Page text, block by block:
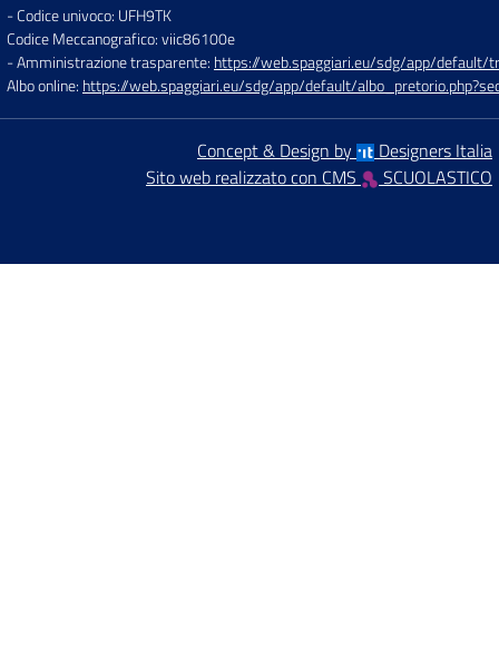
- Codice univoco: UFH9TK
Codice Meccanografico: viic86100e
- Amministrazione trasparente: https://web.spaggiari.eu/sdg/app/default/
Albo online: https://web.spaggiari.eu/sdg/app/default/
Concept & Design by
Designers Italia
Sito web realizzato con CMS
SCUOLASTICO